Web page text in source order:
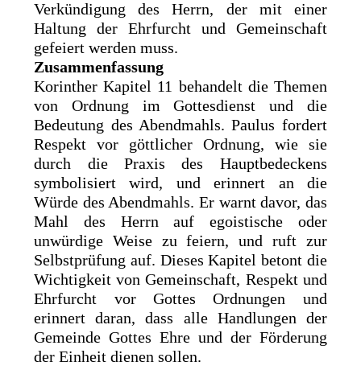
Verkündigung des Herrn, der mit einer
Haltung der Ehrfurcht und Gemeinschaft
gefeiert werden muss.
Zusammenfassung
Korinther Kapitel 11 behandelt die Themen
von Ordnung im Gottesdienst und die
Bedeutung des Abendmahls. Paulus fordert
Respekt vor göttlicher Ordnung, wie sie
durch die Praxis des Hauptbedeckens
symbolisiert wird, und erinnert an die
Würde des Abendmahls. Er warnt davor, das
Mahl des Herrn auf egoistische oder
unwürdige Weise zu feiern, und ruft zur
Selbstprüfung auf. Dieses Kapitel betont die
Wichtigkeit von Gemeinschaft, Respekt und
Ehrfurcht vor Gottes Ordnungen und
erinnert daran, dass alle Handlungen der
Gemeinde Gottes Ehre und der Förderung
der Einheit dienen sollen.